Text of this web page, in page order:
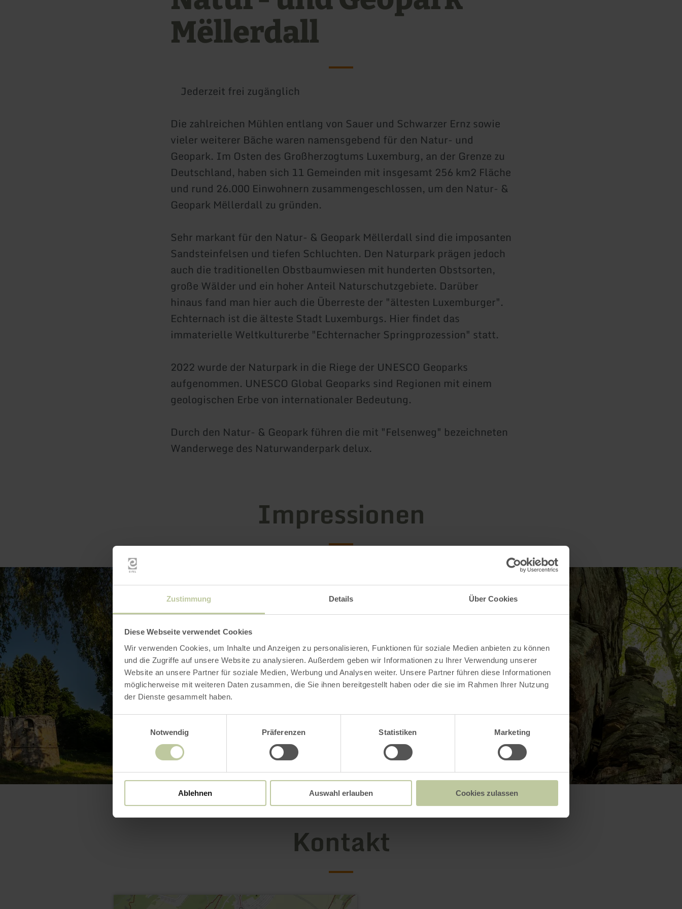
Zustimmung Details Über Cookies
Diese Webseite verwendet Cookies
Wir verwenden Cookies, um Inhalte und Anzeigen zu personalisieren, Funktionen für soziale Medien anbieten zu können
und die Zugriffe auf unsere Website zu analysieren. Außerdem geben wir Informationen zu Ihrer Verwendung unserer
Website an unsere Partner für soziale Medien, Werbung und Analysen weiter. Unsere Partner führen diese Informationen
möglicherweise mit weiteren Daten zusammen, die Sie ihnen bereitgestellt haben oder die sie im Rahmen Ihrer Nutzung
der Dienste gesammelt haben.
Einwilligungsauswahl
Notwendig
Präferenzen Statistiken Marketing
Ablehnen Auswahl erlauben Cookies zulassen
Mëllerdall
Jederzeit frei zugänglich
Die zahlreichen Mühlen entlang von Sauer und Schwarzer Ernz sowie
vieler weiterer Bäche waren namensgebend für den Natur- und
Geopark. Im Osten des Großherzogtums Luxemburg, an der Grenze zu
Deutschland, haben sich 11 Gemeinden mit insgesamt 256 km2 Fläche
und rund 26.000 Einwohnern zusammengeschlossen, um den Natur- &
Geopark Mëllerdall zu gründen.
Sehr markant für den Natur- & Geopark Mëllerdall sind die imposanten
Sandsteinfelsen und tiefen Schluchten. Den Naturpark prägen jedoch
auch die traditionellen Obstbaumwiesen mit hunderten Obstsorten,
große Wälder und ein hoher Anteil Naturschutzgebiete. Darüber
hinaus fand man hier auch die Überreste der "ältesten Luxemburger".
Echternach ist die älteste Stadt Luxemburgs. Hier findet das
immaterielle Weltkulturerbe "Echternacher Springprozession" statt.
2022 wurde der Naturpark in die Riege der UNESCO Geoparks
aufgenommen. UNESCO Global Geoparks sind Regionen mit einem
geologischen Erbe von internationaler Bedeutung.
Durch den Natur- & Geopark führen die mit "Felsenweg" bezeichneten
Wanderwege des Naturwanderpark delux.
Impressionen
Kontakt